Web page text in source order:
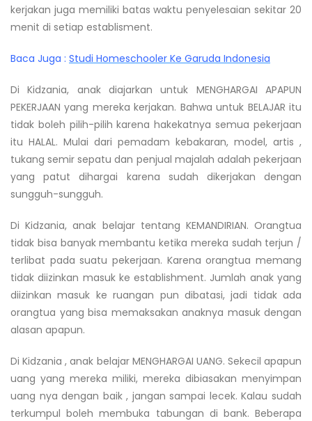
kerjakan juga memiliki batas waktu penyelesaian sekitar 20
menit di setiap establisment.
Baca Juga : Studi Homeschooler Ke Garuda Indonesia
Di Kidzania, anak diajarkan untuk MENGHARGAI APAPUN
PEKERJAAN yang mereka kerjakan. Bahwa untuk BELAJAR itu
tidak boleh pilih-pilih karena hakekatnya semua pekerjaan
itu HALAL. Mulai dari pemadam kebakaran, model, artis ,
tukang semir sepatu dan penjual majalah adalah pekerjaan
yang patut dihargai karena sudah dikerjakan dengan
sungguh-sungguh.
Di Kidzania, anak belajar tentang KEMANDIRIAN. Orangtua
tidak bisa banyak membantu ketika mereka sudah terjun /
terlibat pada suatu pekerjaan. Karena orangtua memang
tidak diizinkan masuk ke establishment. Jumlah anak yang
diizinkan masuk ke ruangan pun dibatasi, jadi tidak ada
orangtua yang bisa memaksakan anaknya masuk dengan
alasan apapun.
Di Kidzania , anak belajar MENGHARGAI UANG. Sekecil apapun
uang yang mereka miliki, mereka dibiasakan menyimpan
uang nya dengan baik , jangan sampai lecek. Kalau sudah
terkumpul boleh membuka tabungan di bank. Beberapa